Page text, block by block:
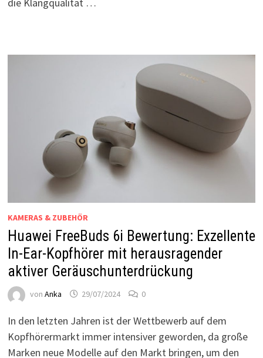
die Klangqualität …
KAMERAS & ZUBEHÖR
Huawei FreeBuds 6i Bewertung: Exzellente
In-Ear-Kopfhörer mit herausragender
aktiver Geräuschunterdrückung
von Anka 29/07/2024 0
In den letzten Jahren ist der Wettbewerb auf dem
Kopfhörermarkt immer intensiver geworden, da große
Marken neue Modelle auf den Markt bringen, um den